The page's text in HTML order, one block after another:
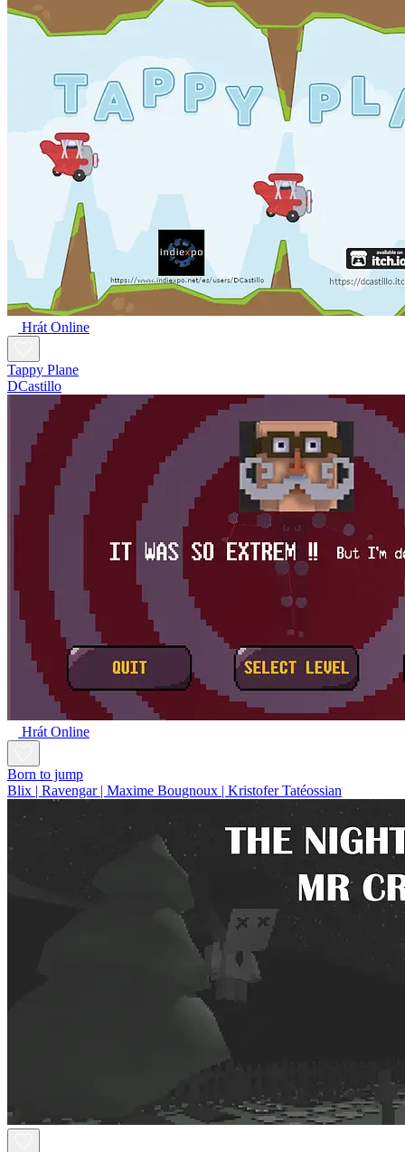
Hrát Online
Tappy Plane
DCastillo
Hrát Online
Born to jump
Blix | Ravengar | Maxime Bougnoux | Kristofer Tatéossian